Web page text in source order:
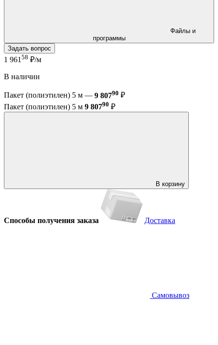
программы
Задать вопрос
1 961 58 ₽/м
В наличии
Пакет (полиэтилен) 5 м — 9 80790 ₽
Пакет (полиэтилен) 5 м 9 80790 ₽
В корзину
Способы получения заказа Доставка
Самовывоз